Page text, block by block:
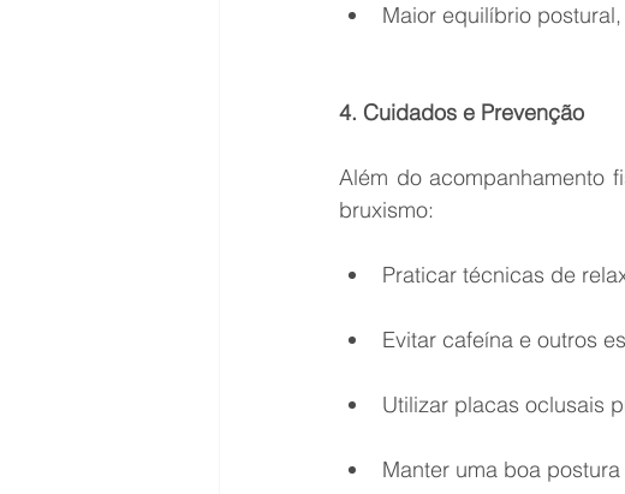
Maior equilíbrio
4. Cuidados e Prevenção
Além do acompanhamento
bruxismo:
Praticar técnicas de
Evitar cafeína e outros
Utilizar placas oclusais
Manter uma boa